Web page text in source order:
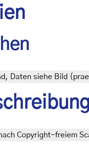
Daten siehe Bild
Copyright-freiem